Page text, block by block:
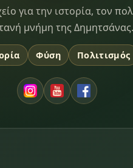
για την ιστορία, τον
μνήμη της Δημητσάνας.
Φύση Πολιτισμός